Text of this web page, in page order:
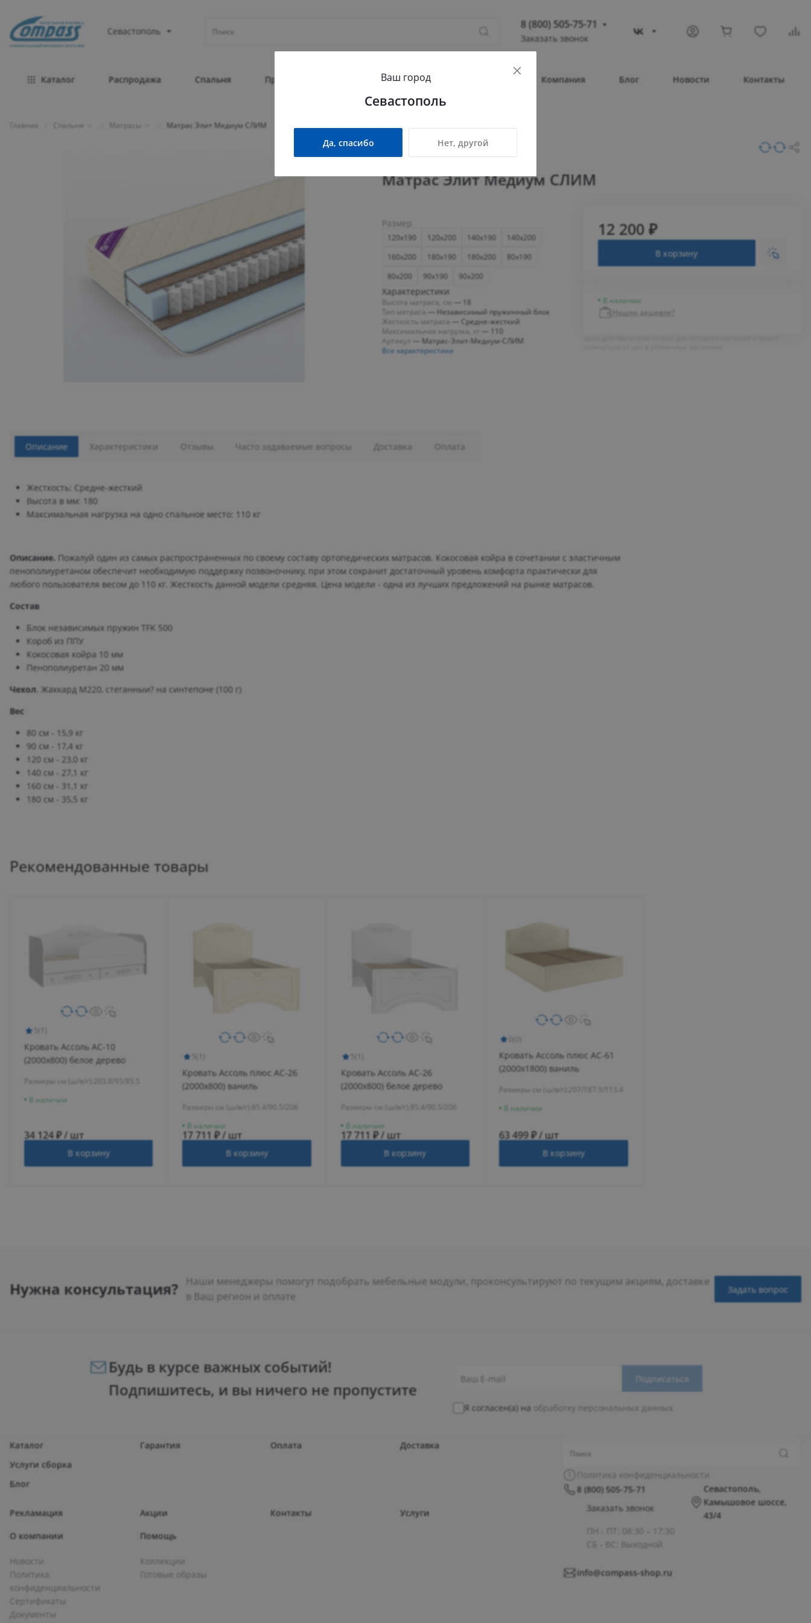
МЕБЕЛЬНАЯ ФАБРИКА
ОФИЦИАЛЬНЫЙ ИНТЕРНЕТ-МАГАЗИН
Севастополь
8 (800) 505-75-71
Севастополь
Заказать звонок
Каталог Распродажа Спальня Прихожая Гостиная Детская Компания Блог Новости Контакты
Главная Матрасы Матрас Элит Медиум СЛИМ
Матрас Элит Медиум СЛИМ
Размер
120x190 120x200 140x190
140x200
160x200
180x190 180x200
80x190
80x200
90x190 90x200
Характеристики
Высота матраса, см — 18
Тип матраса
— Независимый пружинный блок
Жесткость матраса
—Средне-жесткий
Максимальная нагрузка, кг
— 110
Артикул
— Матрас-Элит-Медиум-СЛИМ
Все характеристики
12 200 ₽
В корзину
В наличии
Нашли дешевле?
Описание
Жесткость: Средне-жесткий
Высота в мм: 180
Максимальная нагрузка на одно спальное место: 110 кг
Описание. Пожалуй один из самых распространенных по своему составу ортопедических матрасов. Кокосовая койра в сочетании с эластичным
пенополиуретаном обеспечит необходимую поддержку позвоночнику, при этом сохранит достаточный уровень комфорта практически для
любого пользователя весом до 110 кг. Жесткость данной модели средняя. Цена модели - одна из лучших предложений на рынке матрасов.
Состав
Блок независимых пружин TFK 500
Короб из ППУ
Кокосовая койра 10 мм
Пенополиуретан 20 мм
Чехол . Жаккард М220, стеганныи? на синтепоне (100 г)
Вес
80 см - 15,9 кг
90 см - 17,4 кг
120 см - 23,0 кг
140 см - 27,1 кг
160 см - 31,1 кг
180 см - 35,5 кг
Характеристики Отзывы Часто задаваемые вопросы Доставка Оплата
Рекомендованные товары
Кровать Ассоль АС-10
(2000х800) белое дерево
Размеры см (ш/в/г):
В наличии
34 124 ₽ / шт
В корзину
Кровать Ассоль плюс АС-26
(2000х800) ваниль
Размеры см (ш/в/г):
В наличии
17 711 ₽ / шт
В корзину
Кровать Ассоль АС-26
(2000х800) белое дерево
Размеры см (ш/в/г):
В наличии
17 711 ₽ / шт
В корзину
Кровать Ассоль плюс АС-61
(2000х1800) ваниль
Размеры см (ш/в/г):
В наличии
63 499 ₽ / шт
В корзину
Нужна консультация?
Наши менеджеры помогут подобрать мебельные модули, проконсультируют по текущим акциям, доставке
в Ваш регион и оплате
Задать вопрос
Будь в курсе важных событий!
Подпишитесь, и вы ничего не пропустите
Подписаться
Я согласен(а) на обработку персональных данных
Каталог
Услуги сборка
Блог
Гарантия Оплата Доставка
Рекламация Акции Контакты
Услуги
О компании
Новости
Политика
конфиденциальности
Сертификаты
Документы
Помощь
Коллекции
Готовые образы
Политика конфиденциальности
8 (800) 505-75-71
Заказать звонок
ПН - ПТ: 08:30 – 17:30
СБ - ВС: Выходной
Севастополь,
Камышовое шоссе,
43/4
info@compass-shop.ru
Ваш город
Севастополь
Да, спасибо Нет, другой